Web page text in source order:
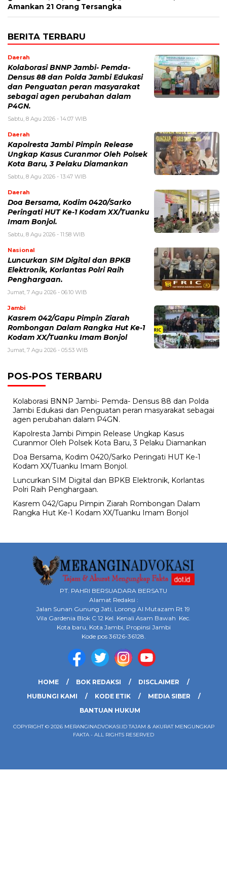
Amankan 21 Orang Tersangka
BERITA TERBARU
Daerah
Kolaborasi BNNP Jambi- Pemda-
Densus 88 dan Polda Jambi Edukasi
dan Penguatan peran masyarakat
sebagai agen perubahan dalam
P4GN.
Sabtu, 8 Agu 2026 - 14:07 WIB
Daerah
Kapolresta Jambi Pimpin Release
Ungkap Kasus Curanmor Oleh Polsek
Kota Baru, 3 Pelaku Diamankan
Sabtu, 8 Agu 2026 - 13:47 WIB
Daerah
Doa Bersama, Kodim 0420/Sarko
Peringati HUT Ke-1 Kodam XX/Tuanku
Imam Bonjol.
Sabtu, 8 Agu 2026 - 11:58 WIB
Nasional
Luncurkan SIM Digital dan BPKB
Elektronik, Korlantas Polri Raih
Penghargaan.
Jumat, 7 Agu 2026 - 06:10 WIB
Jambi
Kasrem 042/Gapu Pimpin Ziarah
Rombongan Dalam Rangka Hut Ke-1
Kodam XX/Tuanku Imam Bonjol
Jumat, 7 Agu 2026 - 05:53 WIB
POS-POS TERBARU
Kolaborasi BNNP Jambi- Pemda- Densus 88 dan Polda
Jambi Edukasi dan Penguatan peran masyarakat sebagai
agen perubahan dalam P4GN.
Kapolresta Jambi Pimpin Release Ungkap Kasus
Curanmor Oleh Polsek Kota Baru, 3 Pelaku Diamankan
Doa Bersama, Kodim 0420/Sarko Peringati HUT Ke-1
Kodam XX/Tuanku Imam Bonjol.
Luncurkan SIM Digital dan BPKB Elektronik, Korlantas
Polri Raih Penghargaan.
Kasrem 042/Gapu Pimpin Ziarah Rombongan Dalam
Rangka Hut Ke-1 Kodam XX/Tuanku Imam Bonjol
PT. PAHRI BERSUADARA BERSATU
Alamat Redaksi :
Jalan Sunan Gunung Jati, Lorong Al Mutazam Rt 19
Vila Gardenia Blok C 12 Kel. Kenali Asam Bawah Kec.
Kota baru, Kota Jambi, Propinsi Jambi
Kode pos 36126-36128.
HOME BOK REDAKSI
DISCLAIMER
HUBUNGI KAMI
KODE ETIK
MEDIA SIBER
BANTUAN HUKUM
COPYRIGHT © 2026 MERANGINADVOKASI.ID TAJAM & AKURAT MENGUNGKAP
FAKTA - ALL RIGHTS RESERVED